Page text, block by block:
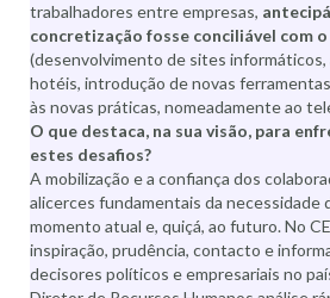
trabalhadores entre empresas,
concretização fosse conciliável com
(desenvolvimento de sites informáticos,
hotéis, introdução de novas
às novas práticas, nomeadamente ao
O que destaca, na sua visão, para
estes desafios?
A mobilização e a confiança dos
alicerces fundamentais da necessidade
momento atual e, quiçá, ao futuro. No
inspiração, prudência, contacto e
decisores políticos e empresariais no